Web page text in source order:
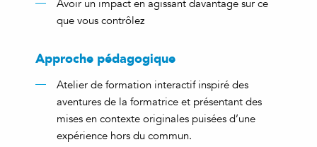
Avoir un impact en agissant davantage sur ce
que vous contrôlez
Approche pédagogique
Atelier de formation interactif inspiré des
aventures de la formatrice et présentant des
mises en contexte originales puisées d’une
expérience hors du commun.